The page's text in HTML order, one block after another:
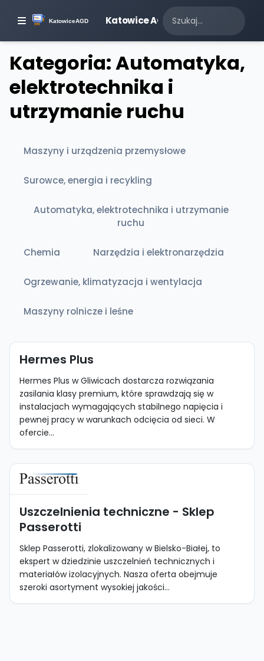
Katowice AGD
Kategoria: Automatyka,
elektrotechnika i
utrzymanie ruchu
Maszyny i urządzenia przemysłowe
Surowce, energia i recykling
Automatyka, elektrotechnika i utrzymanie
ruchu
Chemia Narzędzia i elektronarzędzia
Ogrzewanie, klimatyzacja i wentylacja
Maszyny rolnicze i leśne
Hermes Plus
Hermes Plus w Gliwicach dostarcza rozwiązania
zasilania klasy premium, które sprawdzają się w
instalacjach wymagających stabilnego napięcia i
pewnej pracy w warunkach odcięcia od sieci. W
ofercie...
Uszczelnienia techniczne - Sklep
Passerotti
Sklep Passerotti, zlokalizowany w Bielsko-Białej, to
ekspert w dziedzinie uszczelnień technicznych i
materiałów izolacyjnych. Nasza oferta obejmuje
szeroki asortyment wysokiej jakości...